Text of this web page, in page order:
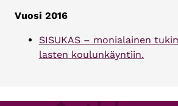
Vuosi 2016
SISUKAS – monialainen
lasten koulunkäyntiin.